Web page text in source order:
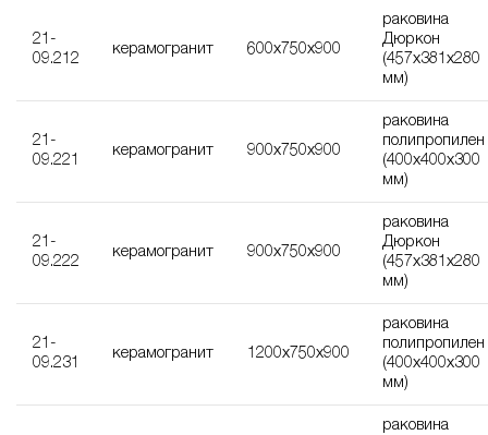
21-
09.212
керамогранит 600х750х900
раковина
Дюркон
(457х381х280
мм)
21-
09.221
керамогранит 900х750х900
раковина
полипропилен
(400х400х300
мм)
21-
09.222
керамогранит 900х750х900
раковина
Дюркон
(457х381х280
мм)
21-
09.231
керамогранит 1200х750х900
раковина
полипропилен
(400х400х300
мм)
раковина